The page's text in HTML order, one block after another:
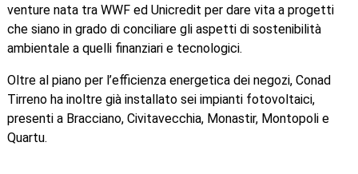
venture nata tra WWF ed Unicredit per dare vita a progetti
che siano in grado di conciliare gli aspetti di sostenibilità
ambientale a quelli finanziari e tecnologici.
Oltre al piano per l’efficienza energetica dei negozi, Conad
Tirreno ha inoltre già installato sei impianti fotovoltaici,
presenti a Bracciano, Civitavecchia, Monastir, Montopoli e
Quartu.